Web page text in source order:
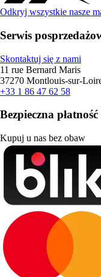
Odkryj wszystkie nasze
Serwis
Skontaktuj się z nami
11 rue Bernard Maris
37270 Montlouis-sur-
+33 1 86 47 62 58
Bezpieczna płatność
Kupuj u nas bez obaw